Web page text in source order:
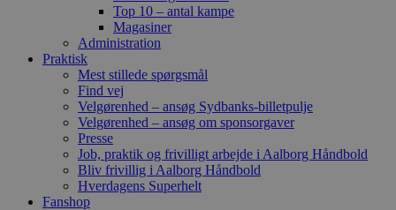
Top 10 – antal kampe
Magasiner
Administration
Praktisk
Mest stillede spørgsmål
Find vej
Velgørenhed – ansøg Sydbanks-billetpulje
Velgørenhed – ansøg om sponsorgaver
Presse
Job, praktik og frivilligt arbejde i Aalborg Håndbold
Bliv frivillig i Aalborg Håndbold
Hverdagens Superhelt
Fanshop